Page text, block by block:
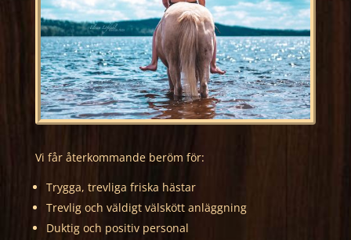
Vi får återkommande beröm för:
Trygga, trevliga friska hästar
Trevlig och väldigt välskött anläggning
Duktig och positiv personal